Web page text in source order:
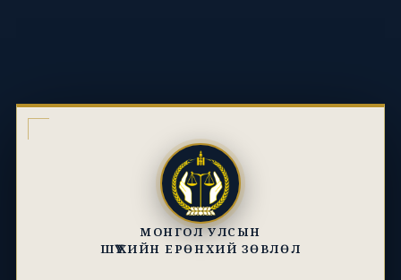
МОНГОЛ УЛСЫН
ШҮҮХИЙН ЕРӨНХИЙ ЗӨВЛӨЛ